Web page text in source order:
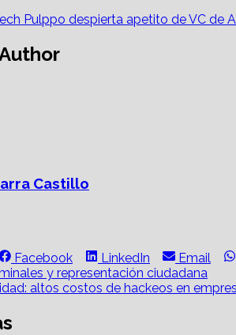
Pulppo despierta apetito de VC de
Castillo
Share
on
Facebook
Share
on
LinkedIn
Share
on
Email
y representación ciudadana
altos costos de hackeos en